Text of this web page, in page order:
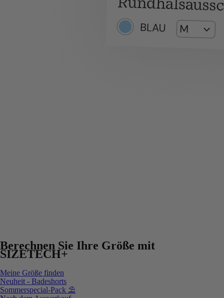
Berechnen Sie Ihre Größe mit
SIZETECH+
Meine Größe finden
Neuheit - Badeshorts
Sommerspecial-Pack ⛱️